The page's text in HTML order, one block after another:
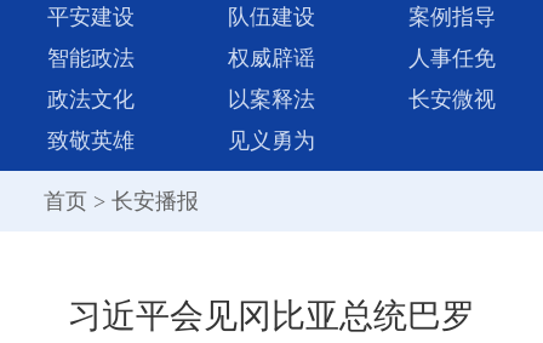
平安建设
队伍建设
案例指导
智能政法
权威辟谣
人事任免
政法文化
以案释法
长安微视
致敬英雄
见义勇为
首页 > 长安播报
习近平会见冈比亚总统巴罗